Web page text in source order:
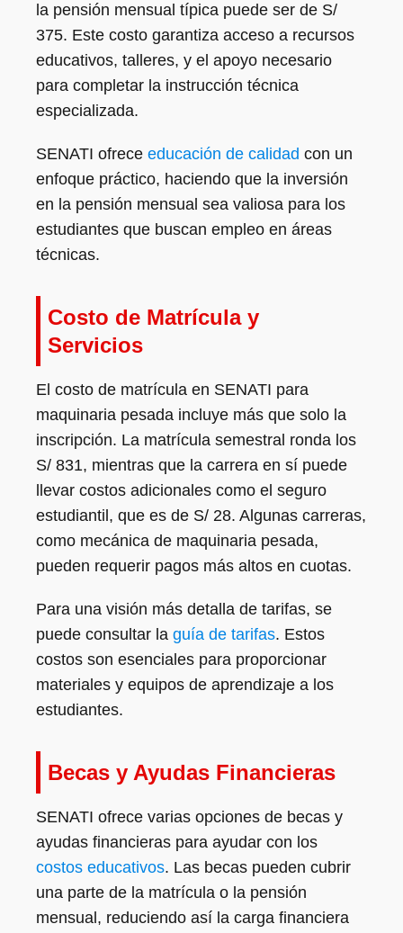
la pensión mensual típica puede ser de S/
375. Este costo garantiza acceso a recursos
educativos, talleres, y el apoyo necesario
para completar la instrucción técnica
especializada.
SENATI ofrece educación de calidad con un
enfoque práctico, haciendo que la inversión
en la pensión mensual sea valiosa para los
estudiantes que buscan empleo en áreas
técnicas.
Costo de Matrícula y
Servicios
El costo de matrícula en SENATI para
maquinaria pesada incluye más que solo la
inscripción. La matrícula semestral ronda los
S/ 831, mientras que la carrera en sí puede
llevar costos adicionales como el seguro
estudiantil, que es de S/ 28. Algunas carreras,
como mecánica de maquinaria pesada,
pueden requerir pagos más altos en cuotas.
Para una visión más detalla de tarifas, se
puede consultar la guía de tarifas. Estos
costos son esenciales para proporcionar
materiales y equipos de aprendizaje a los
estudiantes.
Becas y Ayudas Financieras
SENATI ofrece varias opciones de becas y
ayudas financieras para ayudar con los
costos educativos. Las becas pueden cubrir
una parte de la matrícula o la pensión
mensual, reduciendo así la carga financiera